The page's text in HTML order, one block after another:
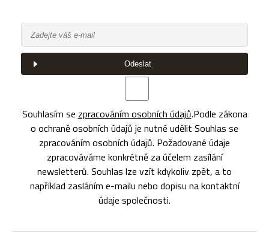
Odeslat
Souhlasím se zpracováním osobních údajů.Podle zákona
o ochraně osobních údajů je nutné udělit Souhlas se
zpracováním osobních údajů. Požadované údaje
zpracováváme konkrétně za účelem zasílání
newsletterů. Souhlas lze vzít kdykoliv zpět, a to
například zasláním e-mailu nebo dopisu na kontaktní
údaje společnosti.